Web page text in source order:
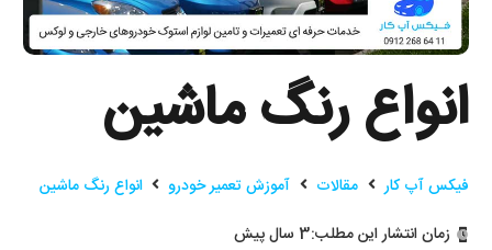
انواع رنگ ماشین
فیکس آپ کار مقالات آموزش تعمیر خودرو
انواع رنگ ماشین
زمان انتشار این مطلب:3 سال پیش